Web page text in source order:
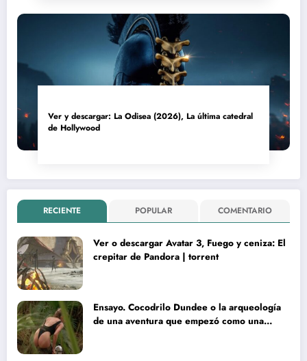
Ver y descargar: La Odisea (2026), La última catedral
de Hollywood
RECIENTE POPULAR COMENTARIO
Ver o descargar Avatar 3, Fuego y ceniza: El
crepitar de Pandora | torrent
Ensayo. Cocodrilo Dundee o la arqueología
de una aventura que empezó como una